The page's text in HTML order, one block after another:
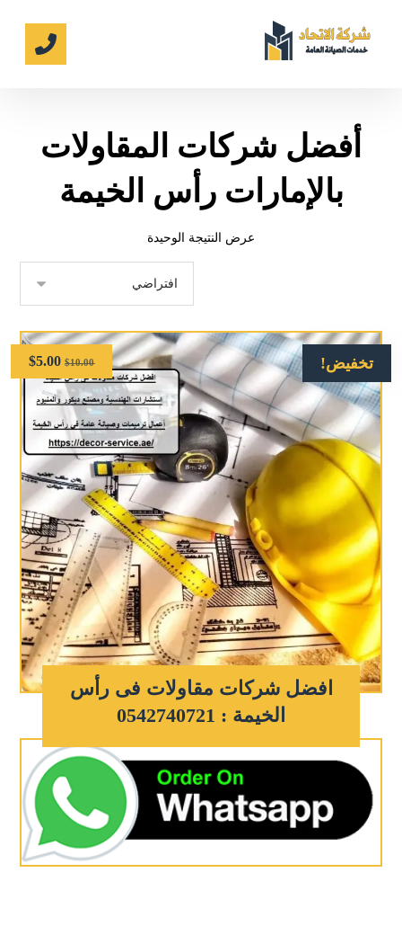
أفضل شركات المقاولات
بالإمارات رأس الخيمة
عرض النتيجة الوحيدة
تخفيض!
افضل شركات مقاولات فى رأس
الخيمة : 0542740721
$10.00
$5.00